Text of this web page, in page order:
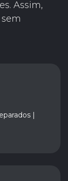
Assim,
|